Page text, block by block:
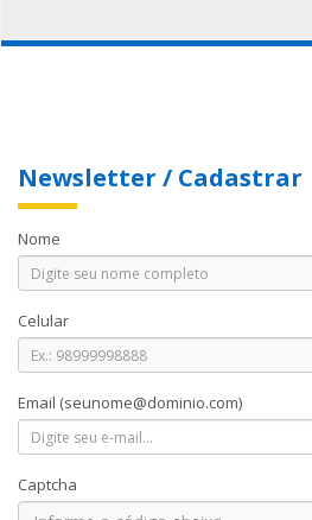
Newsletter / Cadastrar
Nome
Celular
Email (seunome@dominio.com)
Captcha